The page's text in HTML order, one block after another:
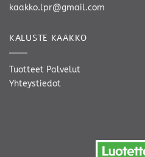
kaakko.lpr@gmail.com
KALUSTE KAAKKO
Tuotteet Palvelut
Yhteystiedot